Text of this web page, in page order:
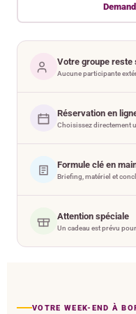
Votre groupe reste
Aucune participante
Réservation en
Choisissez directement
Formule clé en
Briefing, matériel et
Attention spéciale
Un cadeau est prévu
VOTRE WEEK-END À